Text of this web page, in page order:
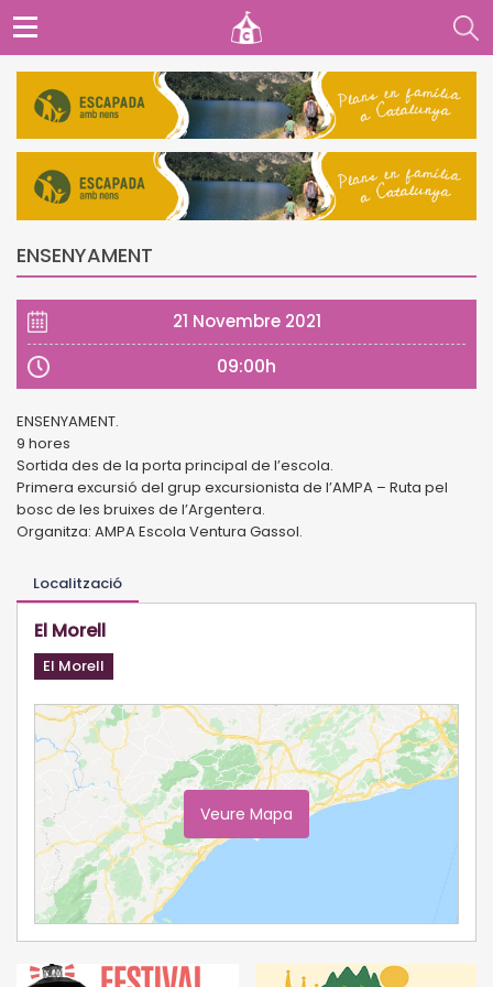
ENSENYAMENT
21 Novembre 2021
09:00h
ENSENYAMENT.
9 hores
Sortida des de la porta principal de l’escola.
Primera excursió del grup excursionista de l’AMPA – Ruta pel
bosc de les bruixes de l’Argentera.
Organitza: AMPA Escola Ventura Gassol.
Localització
El Morell
El Morell
Veure Mapa